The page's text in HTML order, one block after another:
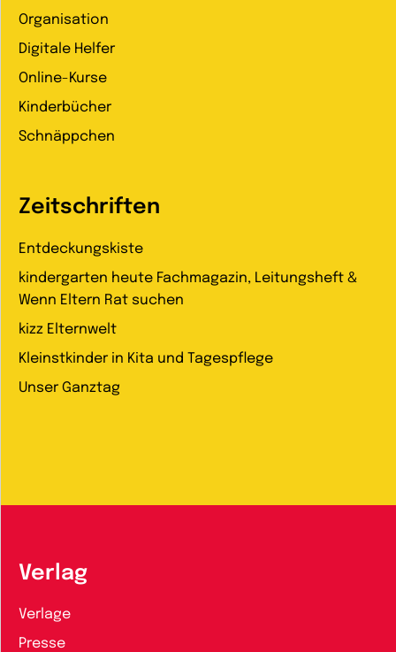
Organisation
Digitale Helfer
Online-Kurse
Kinderbücher
Schnäppchen
Zeitschriften
Entdeckungskiste
kindergarten heute Fachmagazin, Leitungsheft &
Wenn Eltern Rat suchen
kizz Elternwelt
Kleinstkinder in Kita und Tagespflege
Unser Ganztag
Verlag
Verlage
Presse